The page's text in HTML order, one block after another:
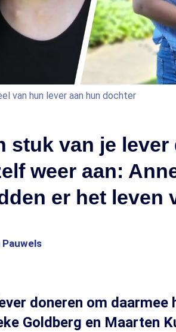
van hun lever aan hun dochter
stuk van je lever
weer aan:
er het leven
Pauwels
doneren om daarmee
Goldberg en Maarten